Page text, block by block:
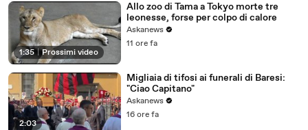
1:35 | Prossimi video
Allo zoo di Tama a Tokyo morte tre
leonesse, forse per colpo di calore
Askanews
11 ore fa
2:03
Migliaia di tifosi ai funerali di Baresi:
"Ciao Capitano"
Askanews
16 ore fa